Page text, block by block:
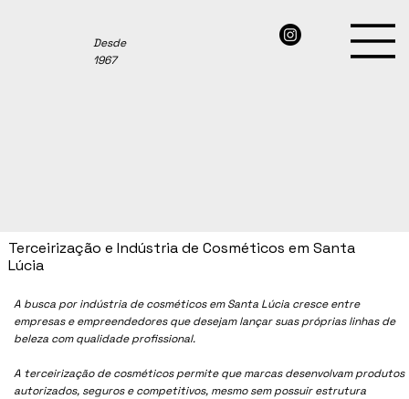
Desde
1967
A busca por indústria de cosméticos em Santa Lúcia cresce entre
empresas e empreendedores que desejam lançar suas próprias linhas de
beleza com qualidade profissional.
A terceirização de cosméticos permite que marcas desenvolvam produtos
autorizados, seguros e competitivos, mesmo sem possuir estrutura
Terceirização e Indústria de Cosméticos em Santa
Lúcia